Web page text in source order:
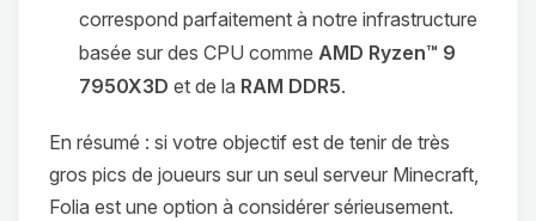
correspond parfaitement à notre infrastructure
basée sur des CPU comme AMD Ryzen™ 9
7950X3D et de la RAM DDR5.
En résumé : si votre objectif est de tenir de très
gros pics de joueurs sur un seul serveur Minecraft,
Folia est une option à considérer sérieusement.